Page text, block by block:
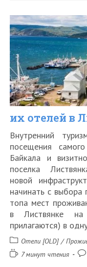
их отелей в
Внутренний
посещения
Байкала и
поселка
новой
начинать с
топа мест
в Листвянке
прилагаются) в
Рубрика
записи:
Отели [OLD] /
Время7 минут чтения